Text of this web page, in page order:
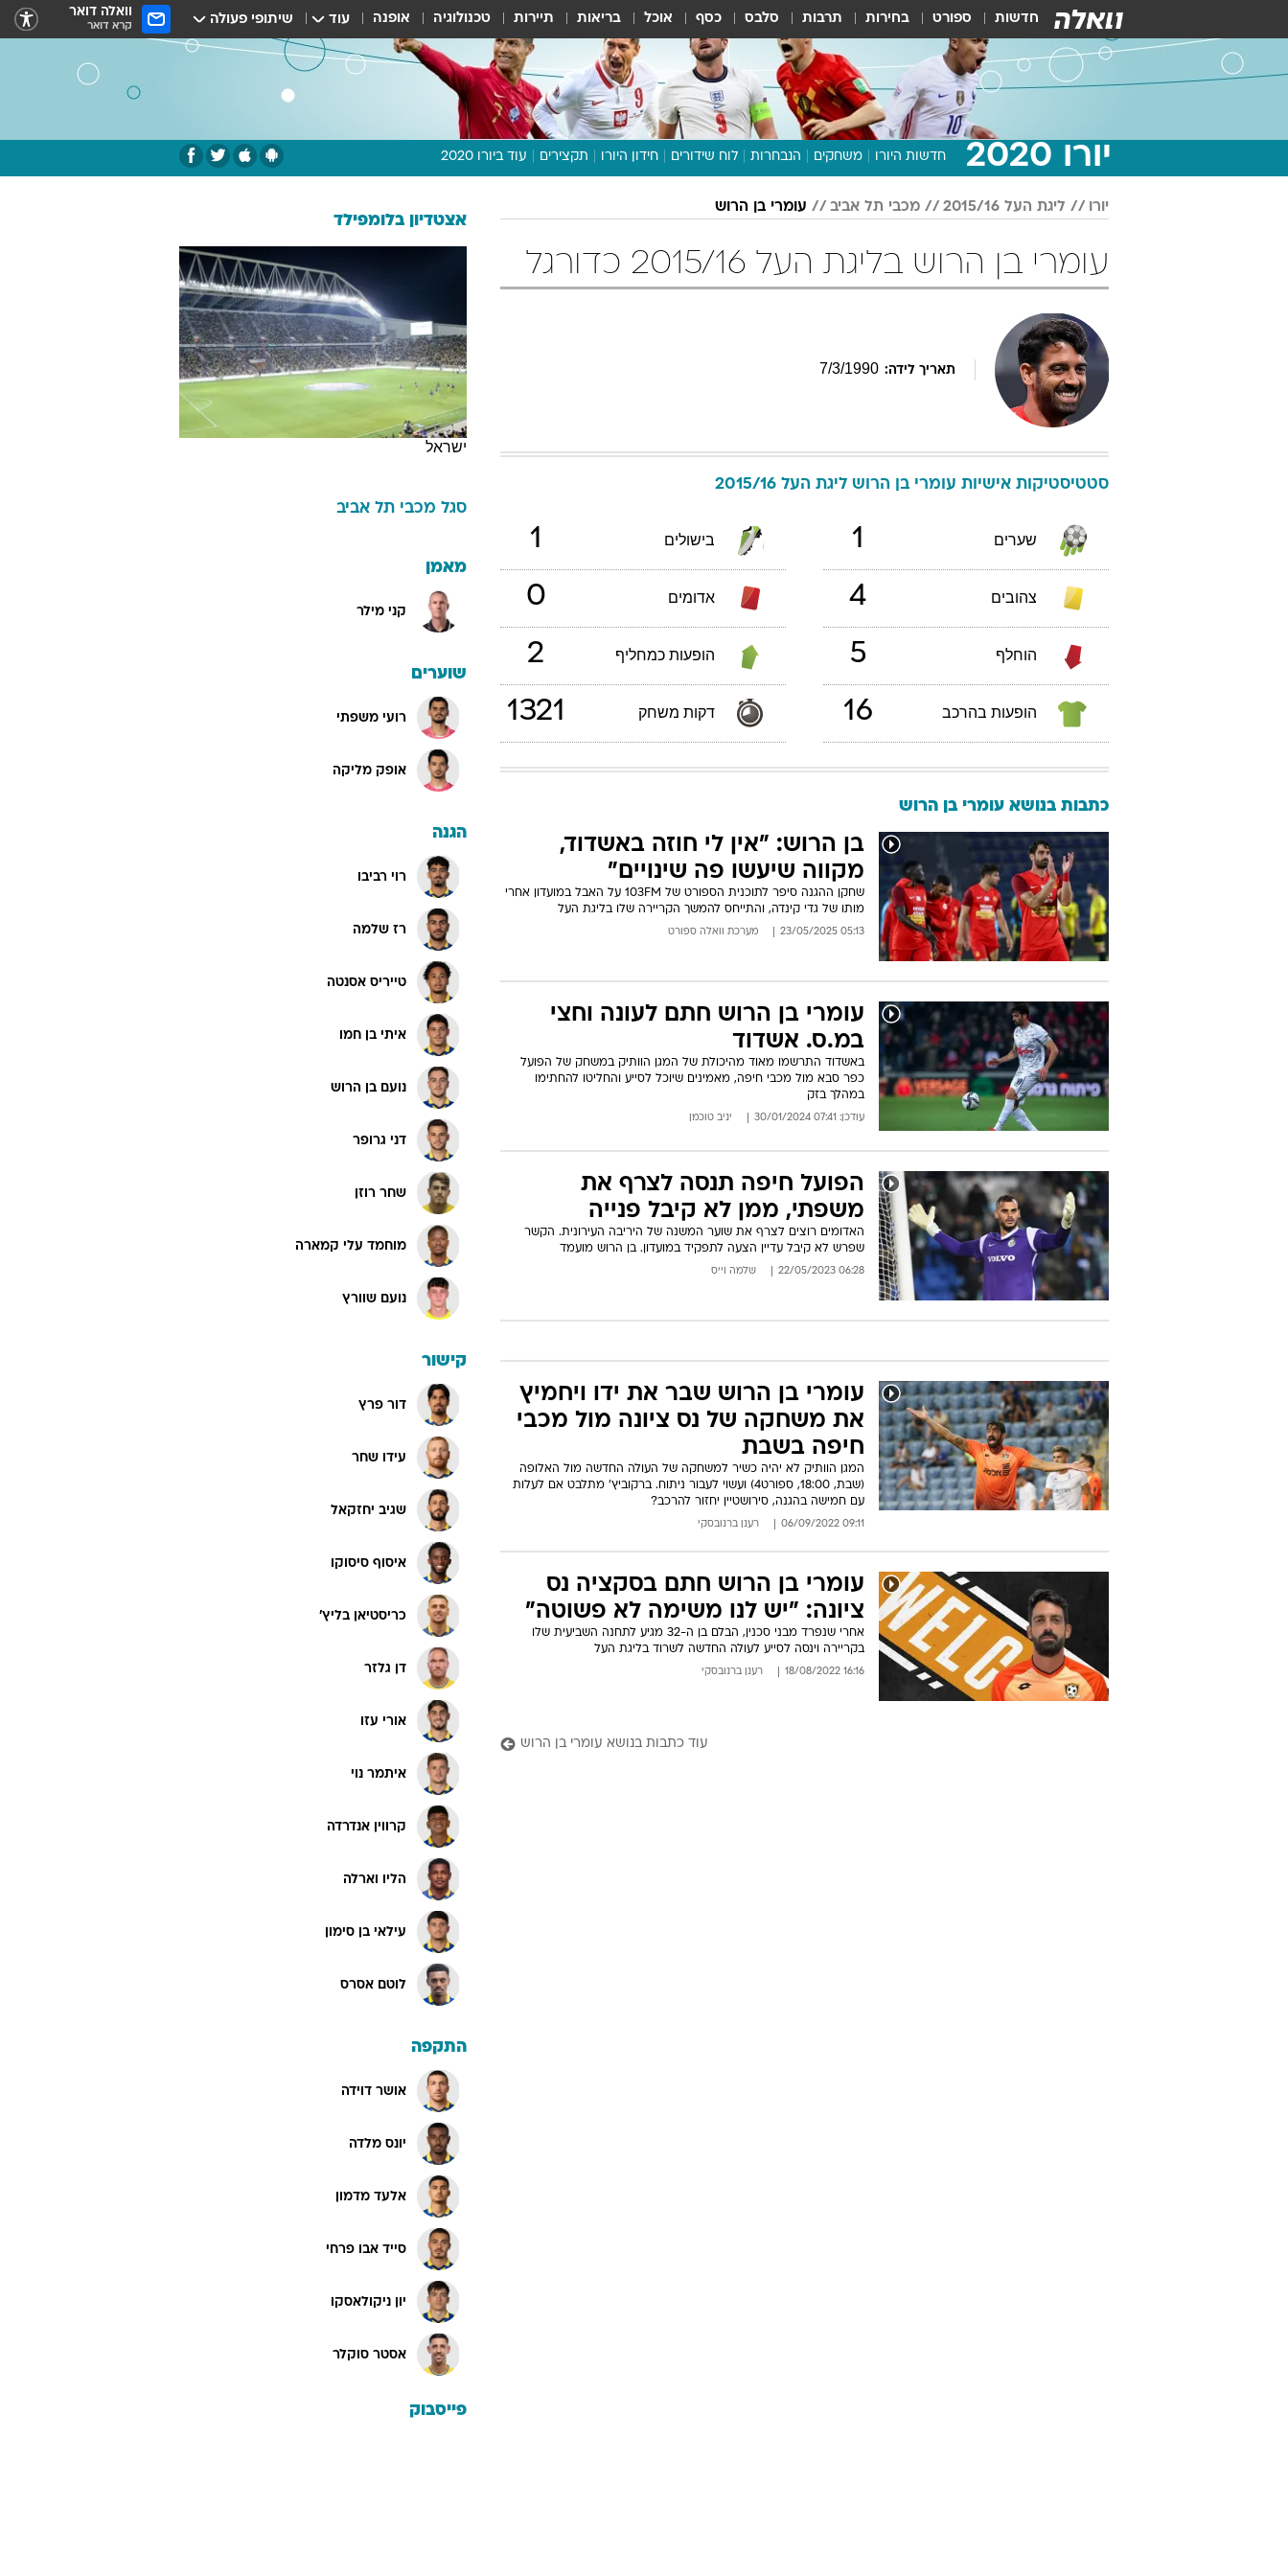
חדשות ספורט בחירות תרבות סלבס כסף אוכל בריאות תיירות טכנולוגיה אופנה עוד שיתופי פעולה וואלה דואר
קרא דואר
יורו 2020 חדשות היורו משחקים הנבחרות לוח שידורים חידון היורו תקצירים עוד ביורו 2020
תכנית היורו
לוח תוצאות
וואלה! ספורט
יורו ליגת העל 2015/16 מכבי תל אביב עומרי בן הרוש
עומרי בן הרוש בליגת העל 2015/16 כדורגל
תאריך לידה: 7/3/1990
סטטיסטיקות אישיות עומרי בן הרוש ליגת העל 2015/16
שערים 1 בישולים 1
צהובים 4 אדומים 0
הוחלף 5 הופעות כמחליף 2
הופעות בהרכב 16 דקות משחק 1321
כתבות בנושא עומרי בן הרוש
בן הרוש: "אין לי חוזה באשדוד,
מקווה שיעשו פה שינויים"
שחקן ההגנה סיפר לתוכנית הספורט של 103FM על האבל במועדון אחרי
מותו של גדי קינדה, והתייחס להמשך הקריירה שלו בליגת העל
05:13 23/05/2025 מערכת וואלה ספורט
עומרי בן הרוש חתם לעונה וחצי
במ.ס. אשדוד
באשדוד התרשמו מאוד מהיכולת של המגן הוותיק במשחק של הפועל
כפר סבא מול מכבי חיפה, מאמינים שיוכל לסייע והחליטו להחתימו
במהלך בזק
עודכן: 07:41 30/01/2024 יניב טוכמן
הפועל חיפה תנסה לצרף את
משפתי, ממן לא קיבל פנייה
האדומים רוצים לצרף את שוער המשנה של היריבה העירונית. הקשר
שפרש לא קיבל עדיין הצעה לתפקיד במועדון. בן הרוש מועמד
06:28 22/05/2023 שלמה וייס
עומרי בן הרוש שבר את ידו ויחמיץ
את משחקה של נס ציונה מול מכבי
חיפה בשבת
המגן הוותיק לא יהיה כשיר למשחקה של העולה החדשה מול האלופה
(שבת, 18:00, ספורט4) ועשוי לעבור ניתוח. ברקוביץ' מתלבט אם לעלות
עם חמישה בהגנה, סירושטיין יחזור להרכב?
09:11 06/09/2022 רענן ברנובסקי
עומרי בן הרוש חתם בסקציה נס
ציונה: "יש לנו משימה לא פשוטה"
אחרי שנפרד מבני סכנין, הבלם בן ה-32 מגיע לתחנה השביעית שלו
בקריירה וינסה לסייע לעולה החדשה לשרוד בליגת העל
16:16 18/08/2022 רענן ברנובסקי
עוד כתבות בנושא עומרי בן הרוש
אצטדיון בלומפילד
ישראל
סגל מכבי תל אביב
מאמן
קני מילר
שוערים
רועי משפתי
אופק מליקה
הגנה
רוי רביבו
רז שלמה
טייריס אסנטה
איתי בן חמו
נועם בן הרוש
דני גרופר
שחר רוזן
מוחמד עלי קמארה
נועם שוורץ
קישור
דור פרץ
עידו שחר
שגיב יחזקאל
איסוף סיסוקו
כריסטיאן בליץ'
דן גלזר
אורי עזו
איתמר נוי
קרווין אנדרדה
הליו וארלה
עילאי בן סימון
לוטם אסרס
התקפה
אושר דוידה
יונס מלדה
אלעד מדמון
סייד אבו פרחי
יון ניקולאסקו
אסטר סוקלר
פייסבוק